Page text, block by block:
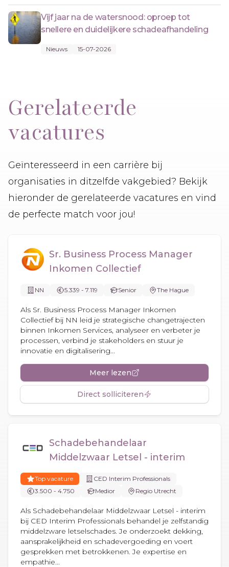
Vijf jaar na de watersnood: oproep tot
snellere en duidelijkere schadeafhandeling
Nieuws 15-07-2026
Gerelateerde
vacatures
Geïnteresseerd in een carrière bij
organisaties in ditzelfde vakgebied? Bekijk
hieronder de gerelateerde vacatures en vind
de perfecte match voor jou!
Sr. Business Process Manager
Inkomen Collectief
NN 5.339 - 7.119 Senior The Hague
Als Sr. Business Process Manager Inkomen
Collectief bij NN leid je strategische changetrajecten
binnen Inkomen Services, analyseer en verbeter je
processen, verbind je stakeholders en stuur je
innovatie en digitalisering...
Meer lezen
Direct solliciteren
Schadebehandelaar
Middelzwaar Letsel - interim
Top vacature
CED Interim Professionals
3.500 - 4.750
Medior Regio Utrecht
Als Schadebehandelaar Middelzwaar Letsel - interim
bij CED Interim Professionals behandel je zelfstandig
middelzware letselschades. Je onderzoekt dekking,
aansprakelijkheid en schadevergoeding en voert
gesprekken met betrokkenen. Je expertise en
empathie...